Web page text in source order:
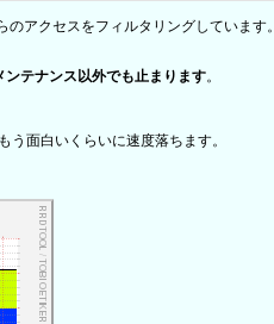
のアクセスをフィルタリングしています。
ンテナンス以外でも止まります。
う面白いくらいに速度落ちます。